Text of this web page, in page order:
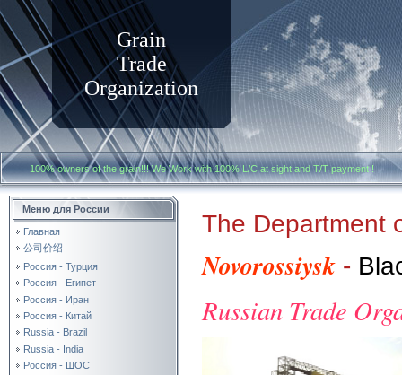
Grain
Trade
Organization
100% owners of the grain!!! We Work with100% L/C at sight and T/T payment
Меню для России
Главная
公司价绍
Россия - Турция
Россия - Египет
Россия - Иран
Россия - Китай
Russia - Brazil
Russia - India
Россия - ШОС
The Department
Novorossiysk -
Russian Trade